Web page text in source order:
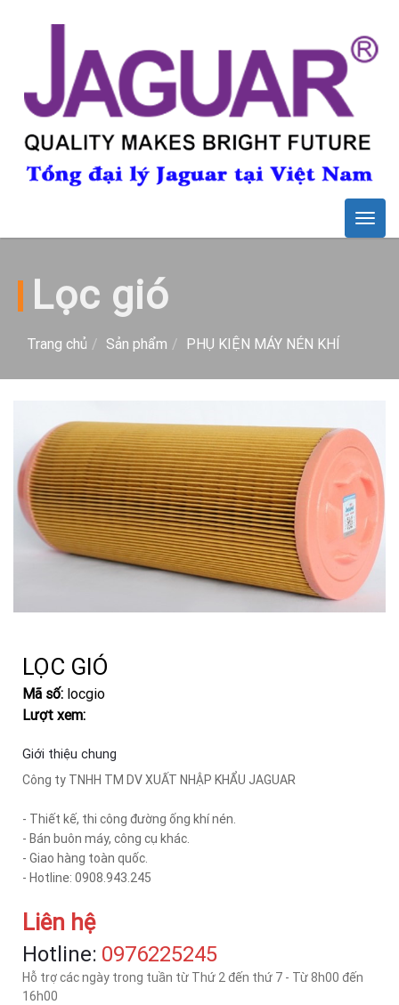
Lọc gió
Trang chủ Sản phẩm PHỤ KIỆN MÁY NÉN KHÍ
LỌC GIÓ
Mã số: locgio
Lượt xem:
Giới thiệu chung
Công ty TNHH TM DV XUẤT NHẬP KHẨU JAGUAR
- Thiết kế, thi công đường ống khí nén.
- Bán buôn máy, công cụ khác.
- Giao hàng toàn quốc.
- Hotline: 0908.943.245
Liên hệ
Hotline: ‎0976225245
Hỗ trợ các ngày trong tuần từ Thứ 2 đến thứ 7 - Từ 8h00 đến
16h00